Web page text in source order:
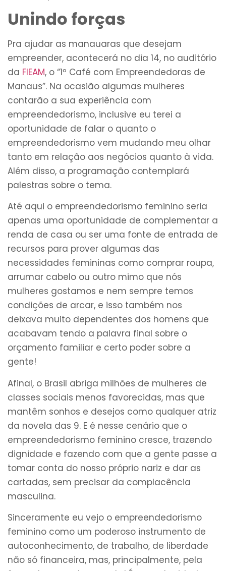
Unindo forças
Pra ajudar as manauaras que desejam
empreender, acontecerá no dia 14, no auditório
da FIEAM, o “1º Café com Empreendedoras de
Manaus”. Na ocasião algumas mulheres
contarão a sua experiência com
empreendedorismo, inclusive eu terei a
oportunidade de falar o quanto o
empreendedorismo vem mudando meu olhar
tanto em relação aos negócios quanto à vida.
Além disso, a programação contemplará
palestras sobre o tema.
Até aqui o empreendedorismo feminino seria
apenas uma oportunidade de complementar a
renda de casa ou ser uma fonte de entrada de
recursos para prover algumas das
necessidades femininas como comprar roupa,
arrumar cabelo ou outro mimo que nós
mulheres gostamos e nem sempre temos
condições de arcar, e isso também nos
deixava muito dependentes dos homens que
acabavam tendo a palavra final sobre o
orçamento familiar e certo poder sobre a
gente!
Afinal, o Brasil abriga milhões de mulheres de
classes sociais menos favorecidas, mas que
mantêm sonhos e desejos como qualquer atriz
da novela das 9. E é nesse cenário que o
empreendedorismo feminino cresce, trazendo
dignidade e fazendo com que a gente passe a
tomar conta do nosso próprio nariz e dar as
cartadas, sem precisar da complacência
masculina.
Sinceramente eu vejo o empreendedorismo
feminino como um poderoso instrumento de
autoconhecimento, de trabalho, de liberdade
não só financeira, mas, principalmente, pela